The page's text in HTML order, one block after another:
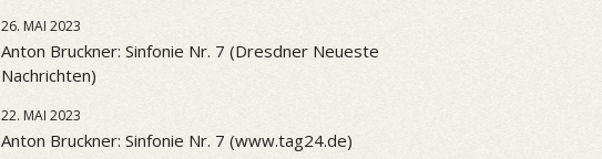
26. MAI 2023
Anton Bruckner: Sinfonie Nr. 7 (Dresdner Neueste
Nachrichten)
22. MAI 2023
Anton Bruckner: Sinfonie Nr. 7 (www.tag24.de)